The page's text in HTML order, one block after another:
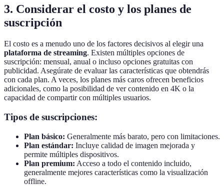
3. Considerar el costo y los planes de
suscripción
El costo es a menudo uno de los factores decisivos al elegir una
plataforma de streaming. Existen múltiples opciones de
suscripción: mensual, anual o incluso opciones gratuitas con
publicidad. Asegúrate de evaluar las características que obtendrás
con cada plan. A veces, los planes más caros ofrecen beneficios
adicionales, como la posibilidad de ver contenido en 4K o la
capacidad de compartir con múltiples usuarios.
Tipos de suscripciones:
Plan básico: Generalmente más barato, pero con limitaciones.
Plan estándar: Incluye calidad de imagen mejorada y
permite múltiples dispositivos.
Plan premium: Acceso a todo el contenido incluido,
generalmente mejores características como la visualización
offline.